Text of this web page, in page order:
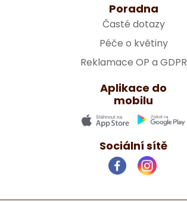
Poradna
Časté dotazy
Péče o květiny
Reklamace OP a GDPR
Aplikace do
mobilu
Sociální sítě